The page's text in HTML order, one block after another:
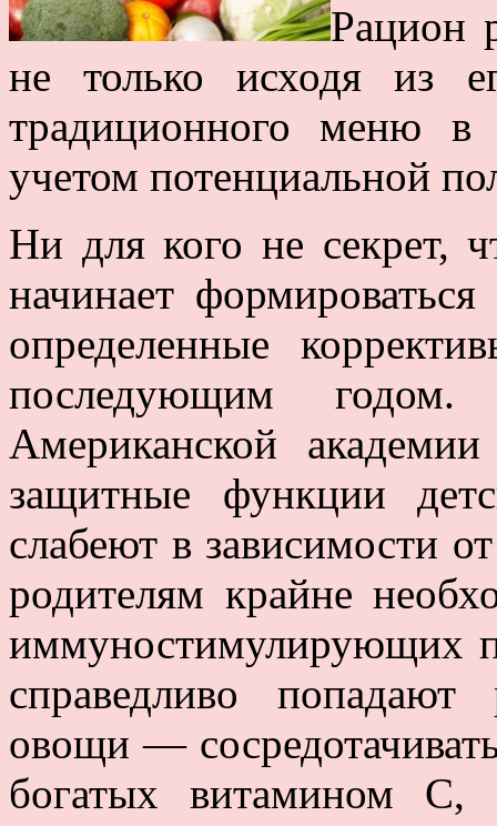
Рацион
не только исходя из
традиционного меню
учетом потенциальной
Ни для кого не секрет,
начинает
определенные
последующим
Американской
защитные функции
слабеют в зависимости
родителям крайне
иммуностимулирующих
справедливо
овощи —
богатых витамином С,